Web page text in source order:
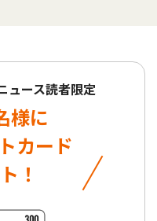
ュース読者限定
様に
カード
！